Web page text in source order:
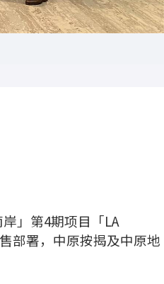
」第4期项目「LA
部署，中原按揭及中原地